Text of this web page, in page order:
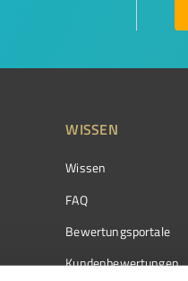
WISSEN
Wissen
FAQ
Bewertungsportale
Kundenbewertungen